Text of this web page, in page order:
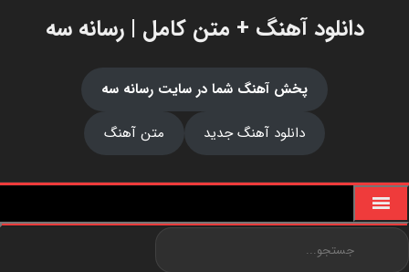
دانلود آهنگ + متن کامل | رسانه سه
پخش آهنگ شما در سایت رسانه سه
دانلود آهنگ جدید
متن آهنگ